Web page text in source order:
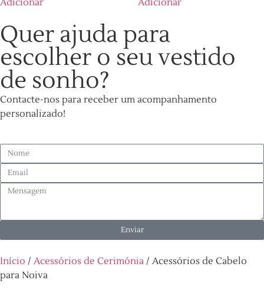
Adicionar Adicionar
Quer ajuda para
escolher o seu vestido
de sonho?
Contacte-nos para receber um acompanhamento
personalizado!
Enviar
Início / Acessórios de Cerimónia / Acessórios de Cabelo
para Noiva